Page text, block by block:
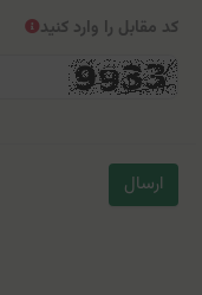
کد مقابل را وارد کنید
ارسال